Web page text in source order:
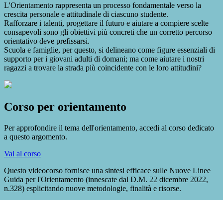
L'Orientamento rappresenta un processo fondamentale verso la
crescita personale e attitudinale di ciascuno studente.
Rafforzare i talenti, progettare il futuro e aiutare a compiere scelte
consapevoli sono gli obiettivi più concreti che un corretto percorso
orientativo deve prefissarsi.
Scuola e famiglie, per questo, si delineano come figure essenziali di
supporto per i giovani adulti di domani; ma come aiutare i nostri
ragazzi a trovare la strada più coincidente con le loro attitudini?
Corso per orientamento
Per approfondire il tema dell'orientamento, accedi al corso dedicato
a questo argomento.
Vai al corso
Questo videocorso fornisce una sintesi efficace sulle Nuove Linee
Guida per l'Orientamento (innescate dal D.M. 22 dicembre 2022,
n.328) esplicitando nuove metodologie, finalità e risorse.